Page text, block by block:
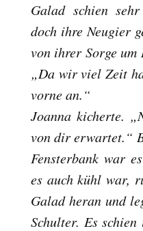
Galad schien
doch ihre Neugier
von ihrer Sorge um
„Da wir viel Zeit
vorne an.“
Joanna kicherte.
von dir erwartet.“
Fensterbank war
es auch kühl war,
Galad heran und
Schulter. Es